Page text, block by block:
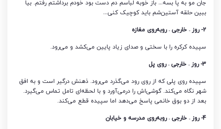
جان مو به پا بسه… باز خوبه لباسم دم دست بود خودم برداشتم رفتم. بیا
ببین حلقه آستین‌شم باید کوچیک کنی…
2- روز – خارجی – روبه‌روی مغازه
سپیده کرکره را با سختی و صدای زیاد پایین می‌کشد و می‌رود.
3- روز – خارجی – روی پل
سپیده روی پلی که از روی رود می‌گذرد می‌رود. ذهنش درگیر است و به افق
شهر نگاه می‌کند. گوشی‌اش را درمی‌آورد و با لحظه‌ای تامل تماس می‌گیرد.
بعد از دو بوق خانمی پاسخ می‌دهد اما سپیده قطع می‌کند.
4- روز – خارجی – روبه‌روی مدرسه و خیابان